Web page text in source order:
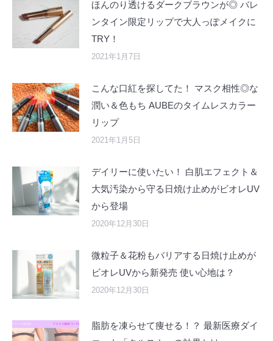
ほんのり透けるダークブラウンが◎ バレ
ンタイン限定リップで大人っぽメイクに
TRY！
2021年1月7日
こんな口紅を探してた！ マスク相性◎な
潤い＆色もち AUBEのタイムレスカラー
リップ
2021年1月5日
デイリーに使いたい！ 白肌エフェクト＆
大気汚染から守る日焼け止めがビオレUV
から登場
2020年12月30日
微粒子＆花粉もバリアする日焼け止めが
ビオレUVから新発売 使い心地は？
2020年12月30日
脂肪を凍らせて痩せる！？ 最新医療ダイ